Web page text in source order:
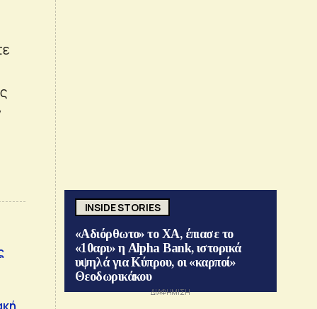
INSIDE STORIES
«Αδιόρθωτο» το ΧΑ, έπιασε το
«10αρι» η Alpha Bank, ιστορικά
υψηλά για Κύπρου, οι «καρποί»
Θεοδωρικάκου